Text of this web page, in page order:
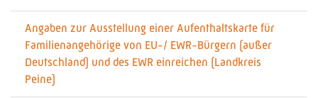
Angaben zur Ausstellung einer Aufenthaltskarte für
Familienangehörige von EU-/ EWR-Bürgern (außer
Deutschland) und des EWR einreichen (Landkreis
Peine)